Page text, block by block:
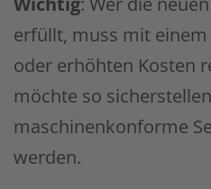
erfüllt, muss mit
oder erhöhten Kosten
möchte so
maschinenkonforme
werden.